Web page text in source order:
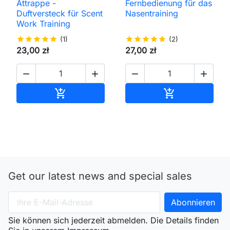
Attrappe -
Duftversteck für Scent
Work Training
starstarstarstarstar (1)
23,00 zł
 

Fernbedienung für das
Nasentraining
starstarstarstarstar (2)
27,00 zł
 

Get our latest news and special sales
Sie können sich jederzeit abmelden. Die Details finden